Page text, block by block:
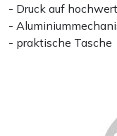
Flyer
- Druck auf
-
- praktische Tasche